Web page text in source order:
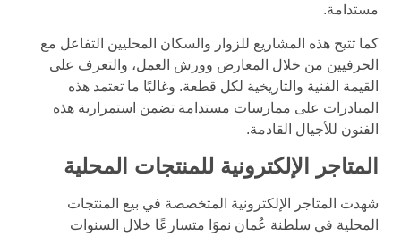
مستدامة.
كما تتيح هذه المشاريع للزوار والسكان المحليين التفاعل مع
الحرفيين من خلال المعارض وورش العمل، والتعرف على
القيمة الفنية والتاريخية لكل قطعة. وغالبًا ما تعتمد هذه
المبادرات على ممارسات مستدامة تضمن استمرارية هذه
الفنون للأجيال القادمة.
المتاجر الإلكترونية للمنتجات المحلية
شهدت المتاجر الإلكترونية المتخصصة في بيع المنتجات
المحلية في سلطنة عُمان نموًا متسارعًا خلال السنوات